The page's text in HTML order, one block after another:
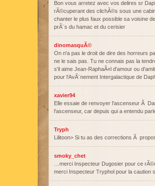
Bon vous arretez avec vos delires sr
rÃ©cuperant des clichÃ©s sous une
chanter le plus faux possible sa voisine
prÃ¨s du hamac et du cerisier
dinomasquÃ©
On n'a pas le droit de dire des horreurs
ne le sais pas. Tu ne connais pas la
s'il aime Jean-RaphaÃ«l d'amour ou
pour l'AvÃ¨nement Intergalactique de
xavier94
Elle essaie de renvoyer l'ascenseur Ã
l'ascenseur, car depuis qui a entendu
Tryph
Lilitoon> Si tu as des corrections Ã
smoky_chet
…merci Inspecteur Dugosier pour ce
merci Inspecteur Tryphol pour la caution